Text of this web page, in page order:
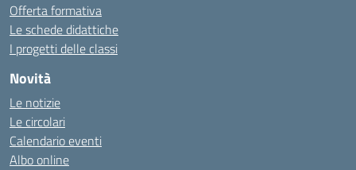
Offerta formativa
Le schede didattiche
I progetti delle classi
Novità
Le notizie
Le circolari
Calendario eventi
Albo online